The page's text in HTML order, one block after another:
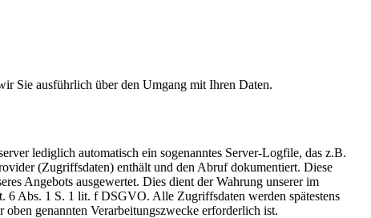
Sie ausführlich über den Umgang mit Ihren Daten.
lediglich automatisch ein sogenanntes Server-Logfile, das z.B.
(Zugriffsdaten) enthält und den Abruf dokumentiert. Diese
Angebots ausgewertet. Dies dient der Wahrung unserer im
6 Abs. 1 S. 1 lit. f DSGVO. Alle Zugriffsdaten werden spätestens
genannten Verarbeitungszwecke erforderlich ist.